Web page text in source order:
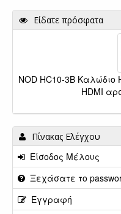
Είδατε πρόσφατα
NOD HC10-3B Καλώδιο
HDMI
Πίνακας Ελέγχου
Είσοδος Μέλους
Ξεχάσατε το
Εγγραφή